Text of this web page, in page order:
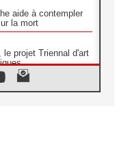
aide à contempler
la mort
le projet Triennal d'art
aux religieuses